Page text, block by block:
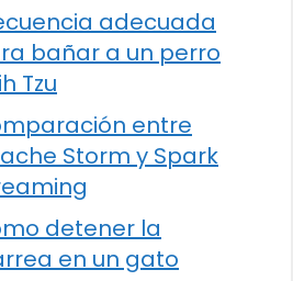
adecuada
bañar a un perro
Tzu
entre
Storm y Spark
detener la
en un gato